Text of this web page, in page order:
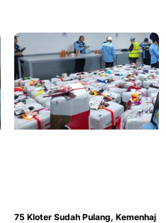
75 Kloter Sudah Pulang, Kemenhaj